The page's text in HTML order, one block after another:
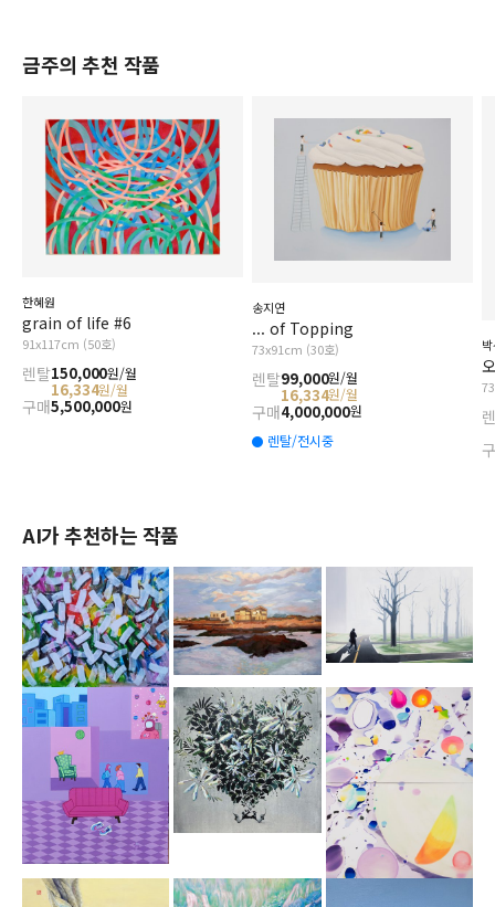
금주의 추천 작품
한혜원
grain of life #6
91x117cm (50호)
렌탈150,000원/월
16,334원/월
구매5,500,000원
송지연
... of Topping
73x91cm (30호)
렌탈99,000원/월
16,334원/월
구매4,000,000원
렌탈/전시중
AI가 추천하는 작품